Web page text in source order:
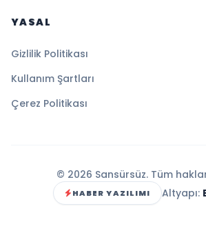
YASAL
Gizlilik Politikası
Kullanım Şartları
Çerez Politikası
© 2026 Sansürsüz. Tüm
HABER YAZILIMI Altyapı: